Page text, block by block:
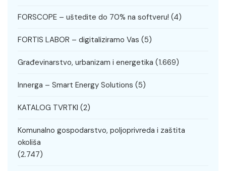
FORSCOPE – uštedite do 70% na softveru! (4)
FORTIS LABOR – digitaliziramo Vas (5)
Građevinarstvo, urbanizam i energetika (1.669)
Innerga – Smart Energy Solutions (5)
KATALOG TVRTKI (2)
Komunalno gospodarstvo, poljoprivreda i zaštita
okoliša
(2.747)